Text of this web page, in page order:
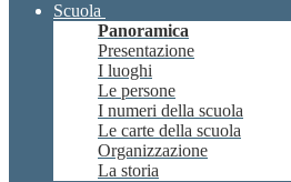
Scuola
Panoramica
Presentazione
I luoghi
Le persone
I numeri della scuola
Le carte della scuola
Organizzazione
La storia